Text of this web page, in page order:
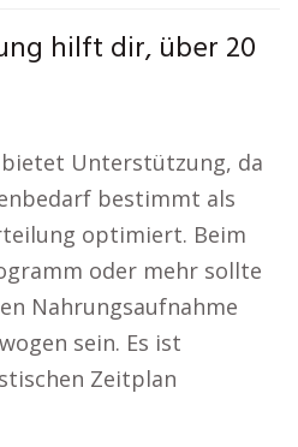
hilft dir, über 20
Unterstützung, da
bestimmt als
optimiert. Beim
oder mehr sollte
Nahrungsaufnahme
sein. Es ist
Zeitplan